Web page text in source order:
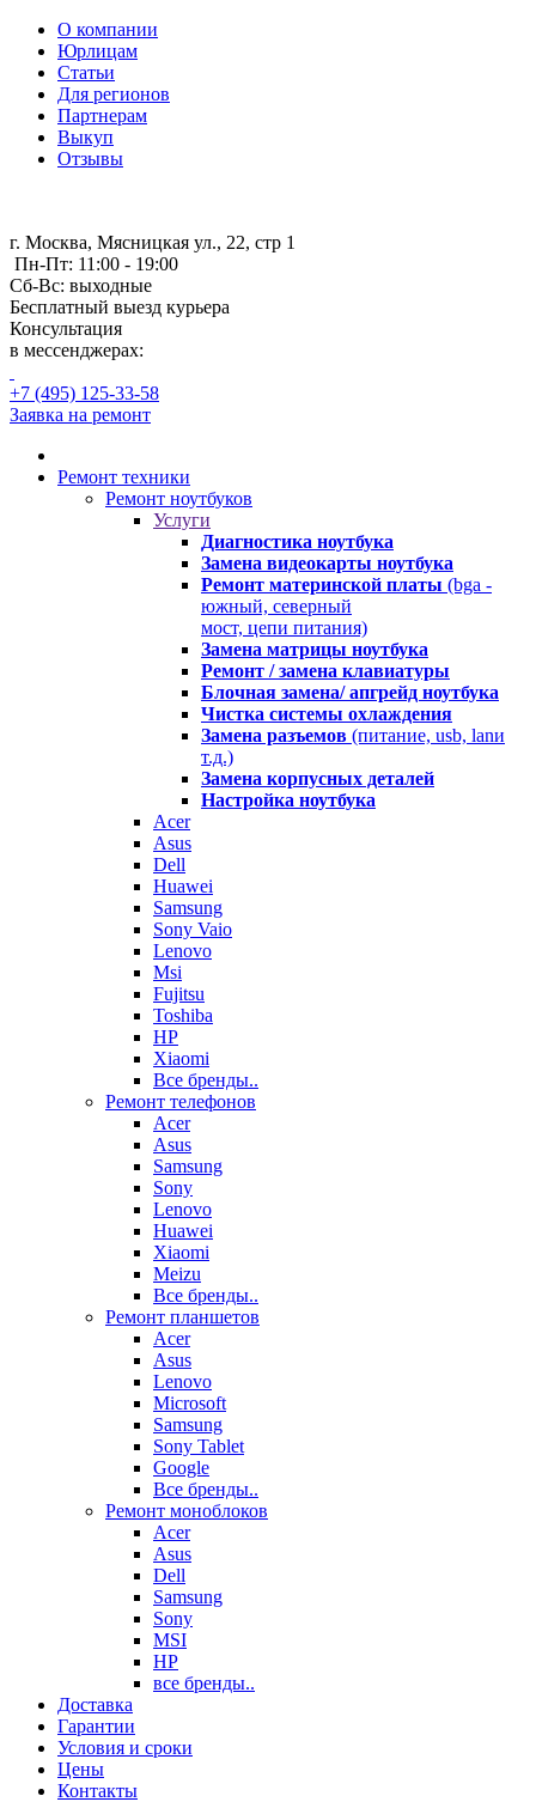
О компании
Юрлицам
Статьи
Для регионов
Партнерам
Выкуп
Отзывы
г. Москва, Мясницкая ул., 22, стр 1
Пн-Пт: 11:00 - 19:00
Сб-Вс: выходные
Бесплатный выезд курьера
Консультация
в мессенджерах:
+7 (495) 125-33-58
Заявка на ремонт
Ремонт техники
Ремонт ноутбуков
Услуги
Диагностика ноутбука
Замена видеокарты ноутбука
Ремонт материнской платы (bga -
южный, северный
мост, цепи питания)
Замена матрицы ноутбука
Ремонт / замена клавиатуры
Блочная замена/ апгрейд ноутбука
Чистка системы охлаждения
Замена разъемов (питание, usb, lanи
т.д.)
Замена корпусных деталей
Настройка ноутбука
Acer
Asus
Dell
Huawei
Samsung
Sony Vaio
Lenovo
Msi
Fujitsu
Toshiba
HP
Xiaomi
Все бренды..
Ремонт телефонов
Acer
Asus
Samsung
Sony
Lenovo
Huawei
Xiaomi
Meizu
Все бренды..
Ремонт планшетов
Acer
Asus
Lenovo
Microsoft
Samsung
Sony Tablet
Google
Все бренды..
Ремонт моноблоков
Acer
Asus
Dell
Samsung
Sony
MSI
HP
все бренды..
Доставка
Гарантии
Условия и сроки
Цены
Контакты